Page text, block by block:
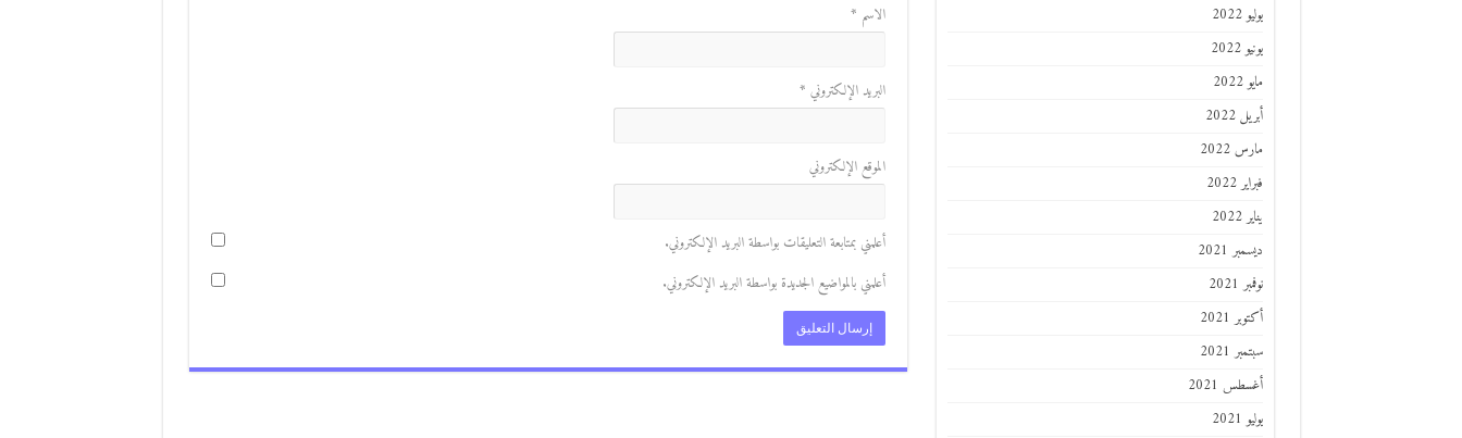
الاسم *
البريد الإلكتروني *
الموقع الإلكتروني
أعلمني بمتابعة التعليقات بواسطة البريد الإلكتروني.
أعلمني بالمواضيع الجديدة بواسطة البريد الإلكتروني.
يوليو 2022
يونيو 2022
مايو 2022
أبريل 2022
مارس 2022
فبراير 2022
يناير 2022
ديسمبر 2021
نوفمبر 2021
أكتوبر 2021
سبتمبر 2021
أغسطس 2021
يوليو 2021